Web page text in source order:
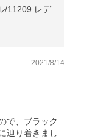
/11209 レデ
2021/8/14
で、ブラック
辿り着きまし